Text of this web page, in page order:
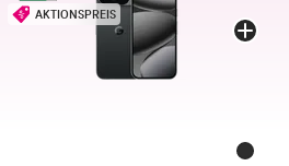
AKTIONSPREIS